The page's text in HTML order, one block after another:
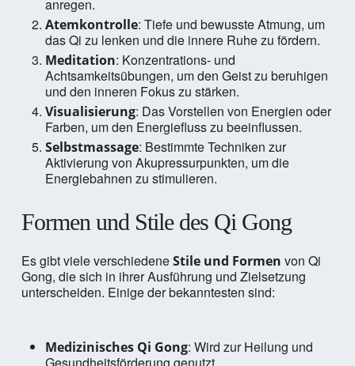
anregen.
Atemkontrolle: Tiefe und bewusste Atmung, um
das Qi zu lenken und die innere Ruhe zu fördern.
Meditation: Konzentrations- und
Achtsamkeitsübungen, um den Geist zu beruhigen
und den inneren Fokus zu stärken.
Visualisierung: Das Vorstellen von Energien oder
Farben, um den Energiefluss zu beeinflussen.
Selbstmassage: Bestimmte Techniken zur
Aktivierung von Akupressurpunkten, um die
Energiebahnen zu stimulieren.
Formen und Stile des Qi Gong
Es gibt viele verschiedeneStile und Formen von Qi
Gong, die sich in ihrer Ausführung und Zielsetzung
unterscheiden. Einige der bekanntesten sind:
Medizinisches Qi Gong: Wird zur Heilung und